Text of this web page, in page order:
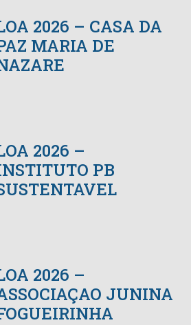
2026 – CASA DA
MARIA DE
2026 –
PB
2026 –
JUNINA